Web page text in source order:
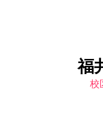
福
校